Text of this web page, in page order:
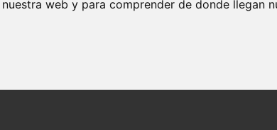
web y para comprender de donde llegan